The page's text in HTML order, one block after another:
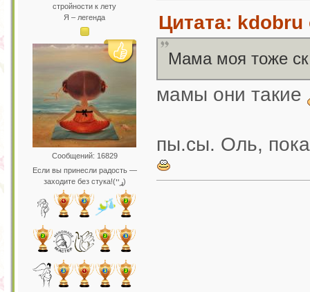
стройности к лету
Я – легенда
Сообщений: 16829
Если вы принесли радость —
заходите без стука!(ړײ)
Цитата: kdobru
Мама моя тоже
мамы они такие
пы.сы. Оль,